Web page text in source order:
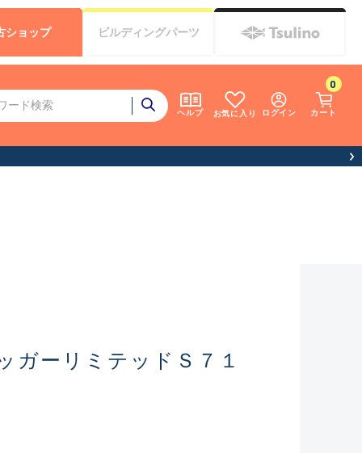
ヘルプ お気に入り ログイン カート
0
ショップ ビルディングパーツ
ガーリミテッドＳ７１